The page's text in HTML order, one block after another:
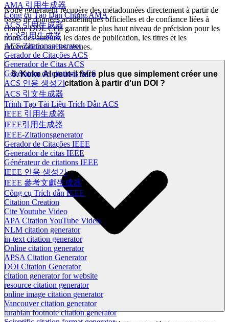
AMA 引用生成器
Công cụ Tạo Dẫn Chứng AMA
ACS 引用生成器
ACS引用生成器
ACS-Zitationsgenerator
Gerador de Citações ACS
Generador de Citas ACS
Générateur de citations ACS
ACS 인용 생성기
ACS 引文生成器
Trình Tạo Tài Liệu Trích Dẫn ACS
IEEE 引用生成器
IEEE引用生成器
IEEE-Zitationsgenerator
Gerador de Citações IEEE
Generador de citas IEEE
Générateur de citations IEEE
IEEE 인용 생성기
IEEE 參考文獻生成器
Công cụ Trích dẫn IEEE
Citation Creation
Cite Youtube Video
APA Citation YouTube Video
NLM citation generator
in-text citation generator
Online citation generator
APSA Citation Generator
DOI Citation Generator
citation generator for website
resource citation generator
online image citation generator
Vancouver citation generator
turabian footnote citation generator
Notre générateur récupère des métadonnées directement à partir de
bases de données académiques officielles et de confiance liées à
chaque DOI. Cela garantit le plus haut niveau de précision pour les
noms des auteurs, les dates de publication, les titres et les
informations sur les revues.
6. Koke AI peut-il faire plus que simplement créer une
citation à partir d'un DOI ?